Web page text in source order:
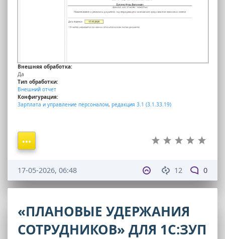
Внешняя обработка:
Да
Тип обработки:
Внешний отчет
Конфигурация:
Зарплата и управление персоналом, редакция 3.1 (3.1.33.19)
12 0
17-05-2026, 06:48
«ПЛАНОВЫЕ УДЕРЖАНИЯ
СОТРУДНИКОВ» ДЛЯ 1С:ЗУП